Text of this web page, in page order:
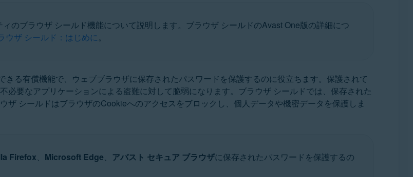
/ Ultimate - Service Pack 1 with Convenient Rollup Update、32 / 64 ビット
のブラウザ シールド機能について説明します。ブラウザ シールドのAvast One版の詳細につ
ウザ シールド：はじめに。
きる有償機能で、ウェブブラウザに保存されたパスワードを保護するのに役立ちます。保護されて
必要なアプリケーションによる盗難に対して脆弱になります。ブラウザ シールドでは、保存された
シールドはブラウザのCookieへのアクセスをブロックし、個人データや機密データを保護しま
Firefox、 Microsoft Edge、 アバスト セキュア ブラウザに保存されたパスワードを保護するの